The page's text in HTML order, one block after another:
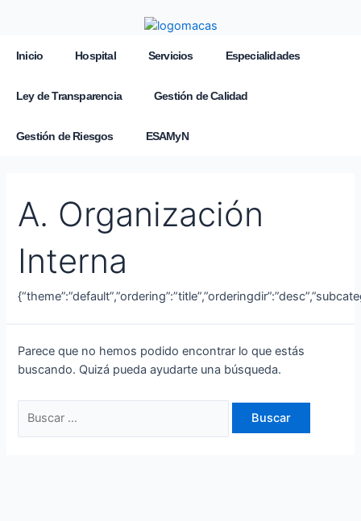
Inicio Hospital Servicios Especialidades
Ley de Transparencia Gestión de Calidad
Gestión de Riesgos ESAMyN
A. Organización
Interna
Parece que no hemos podido encontrar lo que estás
buscando. Quizá pueda ayudarte una búsqueda.